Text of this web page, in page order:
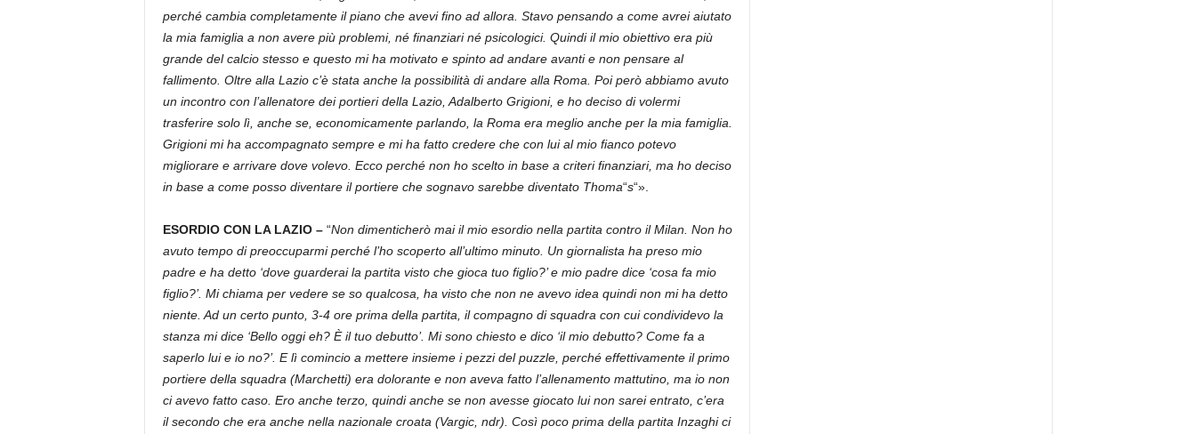
perché cambia completamente il piano che avevi fino ad allora. Stavo pensando a come avrei aiutato
la mia famiglia a non avere più problemi, né finanziari né psicologici. Quindi il mio obiettivo era più
grande del calcio stesso e questo mi ha motivato e spinto ad andare avanti e non pensare al
fallimento. Oltre alla Lazio c’è stata anche la possibilità di andare alla Roma. Poi però abbiamo avuto
un incontro con l’allenatore dei portieri della Lazio, Adalberto Grigioni, e ho deciso di volermi
trasferire solo lì, anche se, economicamente parlando, la Roma era meglio anche per la mia famiglia.
Grigioni mi ha accompagnato sempre e mi ha fatto credere che con lui al mio fianco potevo
migliorare e arrivare dove volevo. Ecco perché non ho scelto in base a criteri finanziari, ma ho deciso
in base a come posso diventare il portiere che sognavo sarebbe diventato Thoma“s“».
ESORDIO CON LA LAZIO –“Non dimenticherò mai il mio esordio nella partita contro il Milan. Non ho
avuto tempo di preoccuparmi perché l’ho scoperto all’ultimo minuto. Un giornalista ha preso mio
padre e ha detto ‘dove guarderai la partita visto che gioca tuo figlio?’ e mio padre dice ‘cosa fa mio
figlio?’. Mi chiama per vedere se so qualcosa, ha visto che non ne avevo idea quindi non mi ha detto
niente. Ad un certo punto, 3-4 ore prima della partita, il compagno di squadra con cui condividevo la
stanza mi dice ‘Bello oggi eh? È il tuo debutto’. Mi sono chiesto e dico ‘il mio debutto? Come fa a
saperlo lui e io no?’. E lì comincio a mettere insieme i pezzi del puzzle, perché effettivamente il primo
portiere della squadra (Marchetti) era dolorante e non aveva fatto l’allenamento mattutino, ma io non
ci avevo fatto caso. Ero anche terzo, quindi anche se non avesse giocato lui non sarei entrato, c’era
il secondo che era anche nella nazionale croata (Vargic, ndr). Così poco prima della partita Inzaghi ci